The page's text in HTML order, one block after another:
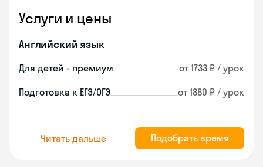
Услуги и цены
Английский язык
Для детей - премиум от 1733 ₽ / урок
Подготовка к ЕГЭ/ОГЭ от 1880 ₽ / урок
Читать дальше Подобрать время